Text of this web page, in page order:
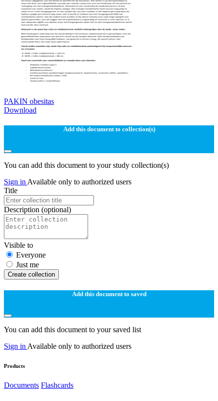
PAKIN obesitas
Download
Add this document to collection(s)
You can add this document to your study collection(s)
Sign in Available only to authorized users
Title
Description (optional)
Visible to
Everyone
Just me
Create collection
Add this document to saved
You can add this document to your saved list
Sign in Available only to authorized users
Products
Documents Flashcards